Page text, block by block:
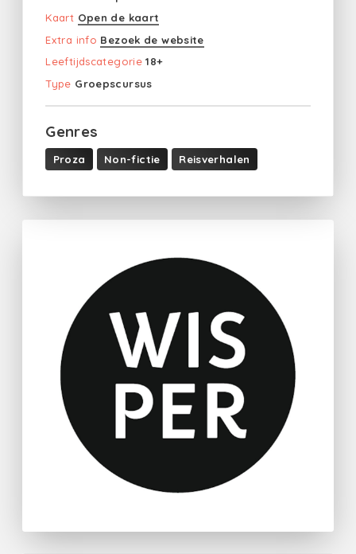
Kaart Open de kaart
Extra info Bezoek de website
Leeftijdscategorie 18+
Type Groepscursus
Genres
Proza Non-fictie Reisverhalen